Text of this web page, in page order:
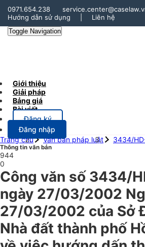
0971.654.238
Hướng dẫn sử dụng
Liên hệ
Toggle Navigation
Giới thiệu
Giải pháp
Bảng giá
Bài viết
Đăng ký
Đăng nhập
Trang chủ
Văn bản pháp luật 3434/
Thông tin văn bản
944
0
Công văn số 3434/
ngày 27/03/2002
27/03/2002 của Sở
Nhà đất thành phố